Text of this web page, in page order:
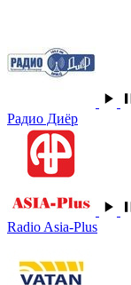
Радио Диёр
Radio Asia-Plus